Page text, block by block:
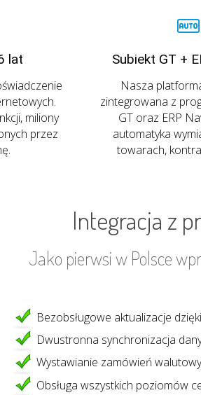
lat
miliony
przez
Subiekt GT +
Nasza
zintegrowana z
GT oraz ERP
automatyka
towarach,
Integracja z
Jako pierwsi w Polsce
Bezobsługowe aktualizacje
Dwustronna synchronizacja
Wystawianie zamówień
Obsługa wszystkich poziomów